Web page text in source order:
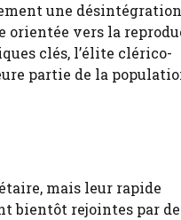
une désintégration
orientée vers la
clés, l’élite clérico-
partie de la
mais leur rapide
bientôt rejointes par